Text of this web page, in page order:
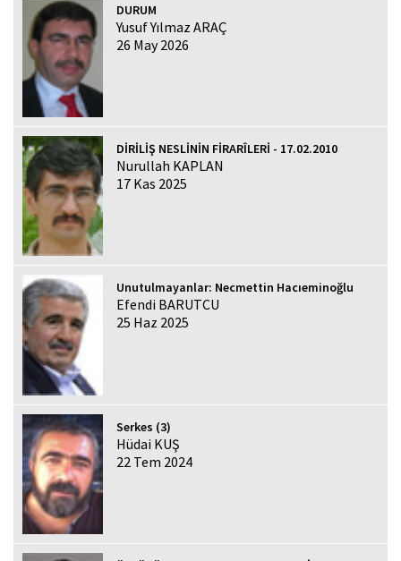
DURUM
Yusuf Yılmaz ARAÇ
26 May 2026
DİRİLİŞ NESLİNİN FİRARÎLERİ - 17.02.2010
Nurullah KAPLAN
17 Kas 2025
Unutulmayanlar: Necmettin Hacıeminoğlu
Efendi BARUTCU
25 Haz 2025
Serkes (3)
Hüdai KUŞ
22 Tem 2024